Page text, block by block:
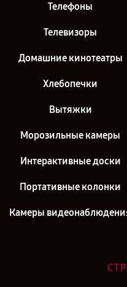
Телефоны
Телевизоры
Домашние кинотеатры
Хлебопечки
Вытяжки
Морозильные камеры
Интерактивные доски
Портативные колонки
Камеры